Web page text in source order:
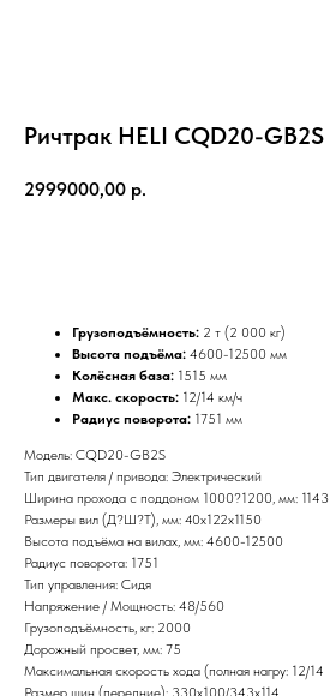
Ричтрак HELI CQD20-GB2S
2999000,00 р.
Грузоподъёмность: 2 т (2 000 кг)
Высота подъёма: 4600-12500 мм
Колёсная база: 1515 мм
Макс. скорость: 12/14 км/ч
Радиус поворота: 1751 мм
Модель: CQD20-GB2S
Тип двигателя / привода: Электрический
Ширина прохода с поддоном 1000?1200, мм: 1143
Размеры вил (Д?Ш?Т), мм: 40x122x1150
Высота подъёма на вилах, мм: 4600-12500
Радиус поворота: 1751
Тип управления: Сидя
Напряжение / Мощность: 48/560
Грузоподъёмность, кг: 2000
Дорожный просвет, мм: 75
Максимальная скорость хода (полная нагру: 12/14
Размер шин (передние): 330x100/343x114